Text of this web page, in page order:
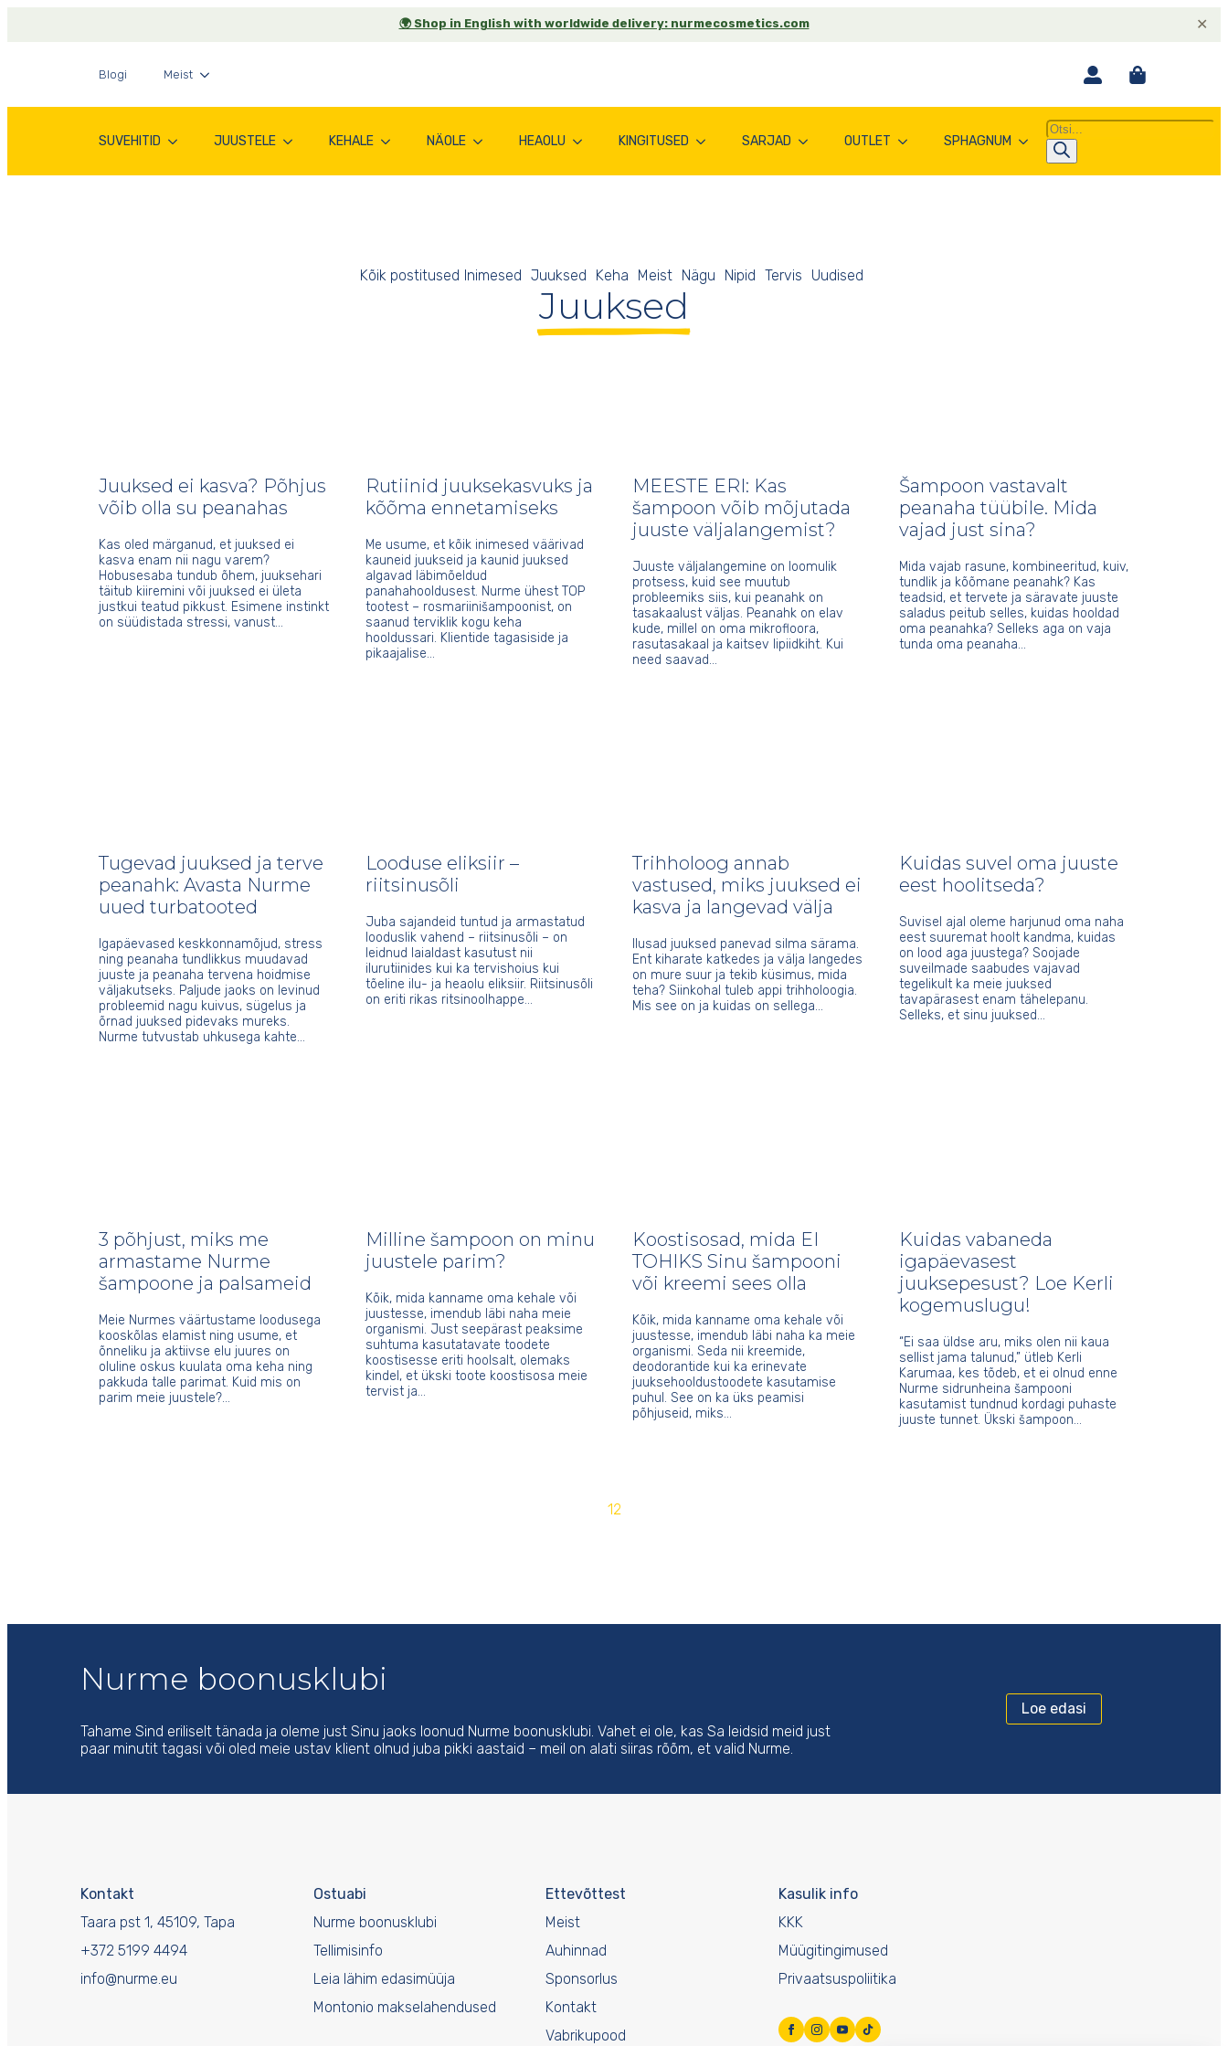
🌍 Shop in English with worldwide delivery: nurmecosmetics.com ✕
Rubriik: Juuksed
Blogi Meist
SUVEHITID JUUSTELE KEHALE NÄOLE HEAOLU KINGITUSED SARJAD OUTLET SPHAGNUM
Products
search
Kõik postitused Inimesed Juuksed Keha Meist Nägu Nipid Tervis Uudised
Juuksed
Juuksed ei kasva? Põhjus
võib olla su peanahas
Kas oled märganud, et juuksed ei
kasva enam nii nagu varem?
Hobusesaba tundub õhem, juuksehari
täitub kiiremini või juuksed ei ületa
justkui teatud pikkust. Esimene instinkt
on süüdistada stressi, vanust…
Rutiinid juuksekasvuks ja
kõõma ennetamiseks
Me usume, et kõik inimesed väärivad
kauneid juukseid ja kaunid juuksed
algavad läbimõeldud
panahahooldusest. Nurme ühest TOP
tootest – rosmariinišampoonist, on
saanud terviklik kogu keha
hooldussari. Klientide tagasiside ja
pikaajalise…
MEESTE ERI: Kas
šampoon võib mõjutada
juuste väljalangemist?
Juuste väljalangemine on loomulik
protsess, kuid see muutub
probleemiks siis, kui peanahk on
tasakaalust väljas. Peanahk on elav
kude, millel on oma mikrofloora,
rasutasakaal ja kaitsev lipiidkiht. Kui
need saavad…
Šampoon vastavalt
peanaha tüübile. Mida
vajad just sina?
Mida vajab rasune, kombineeritud, kuiv,
tundlik ja kõõmane peanahk? Kas
teadsid, et tervete ja säravate juuste
saladus peitub selles, kuidas hooldad
oma peanahka? Selleks aga on vaja
tunda oma peanaha…
Tugevad juuksed ja terve
peanahk: Avasta Nurme
uued turbatooted
Igapäevased keskkonnamõjud, stress
ning peanaha tundlikkus muudavad
juuste ja peanaha tervena hoidmise
väljakutseks. Paljude jaoks on levinud
probleemid nagu kuivus, sügelus ja
õrnad juuksed pidevaks mureks.
Nurme tutvustab uhkusega kahte…
Looduse eliksiir –
riitsinusõli
Juba sajandeid tuntud ja armastatud
looduslik vahend – riitsinusõli – on
leidnud laialdast kasutust nii
ilurutiinides kui ka tervishoius kui
tõeline ilu- ja heaolu eliksiir. Riitsinusõli
on eriti rikas ritsinoolhappe…
Trihholoog annab
vastused, miks juuksed ei
kasva ja langevad välja
Ilusad juuksed panevad silma särama.
Ent kiharate katkedes ja välja langedes
on mure suur ja tekib küsimus, mida
teha? Siinkohal tuleb appi trihholoogia.
Mis see on ja kuidas on sellega…
Kuidas suvel oma juuste
eest hoolitseda?
Suvisel ajal oleme harjunud oma naha
eest suuremat hoolt kandma, kuidas
on lood aga juustega? Soojade
suveilmade saabudes vajavad
tegelikult ka meie juuksed
tavapärasest enam tähelepanu.
Selleks, et sinu juuksed…
3 põhjust, miks me
armastame Nurme
šampoone ja palsameid
Meie Nurmes väärtustame loodusega
kooskõlas elamist ning usume, et
õnneliku ja aktiivse elu juures on
oluline oskus kuulata oma keha ning
pakkuda talle parimat. Kuid mis on
parim meie juustele?…
Milline šampoon on minu
juustele parim?
Kõik, mida kanname oma kehale või
juustesse, imendub läbi naha meie
organismi. Just seepärast peaksime
suhtuma kasutatavate toodete
koostisesse eriti hoolsalt, olemaks
kindel, et ükski toote koostisosa meie
tervist ja…
Koostisosad, mida EI
TOHIKS Sinu šampooni
või kreemi sees olla
Kõik, mida kanname oma kehale või
juustesse, imendub läbi naha ka meie
organismi. Seda nii kreemide,
deodorantide kui ka erinevate
juuksehooldustoodete kasutamise
puhul. See on ka üks peamisi
põhjuseid, miks…
Kuidas vabaneda
igapäevasest
juuksepesust? Loe Kerli
kogemuslugu!
“Ei saa üldse aru, miks olen nii kaua
sellist jama talunud,” ütleb Kerli
Karumaa, kes tõdeb, et ei olnud enne
Nurme sidrunheina šampooni
kasutamist tundnud kordagi puhaste
juuste tunnet. Ükski šampoon…
12
Nurme boonusklubi
Tahame Sind eriliselt tänada ja oleme just Sinu jaoks loonud Nurme boonusklubi. Vahet ei ole, kas Sa leidsid meid just
paar minutit tagasi või oled meie ustav klient olnud juba pikki aastaid – meil on alati siiras rõõm, et valid Nurme.
Loe edasi
Kasulik info
KKK
Müügitingimused
Privaatsuspoliitika
Ettevõttest
Meist
Auhinnad
Sponsorlus
Kontakt
Vabrikupood
Ostuabi
Nurme boonusklubi
Tellimisinfo
Leia lähim edasimüüja
Montonio makselahendused
Kontakt
Taara pst 1, 45109, Tapa
+372 5199 4494
info@nurme.eu